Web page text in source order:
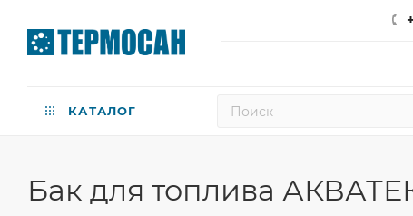
КАТАЛОГ
Бак для топлива